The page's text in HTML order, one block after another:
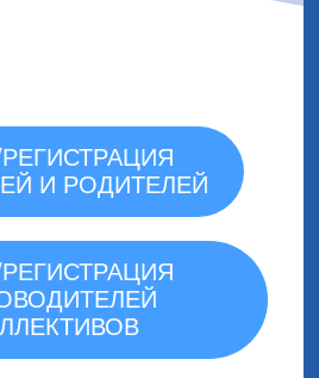
И РОДИТЕЛЕЙ